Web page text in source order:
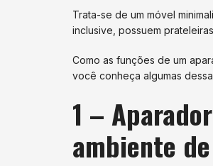
Trata-se de um móvel
inclusive, possuem
Como as funções de um
você conheça algumas
1 –
ambiente